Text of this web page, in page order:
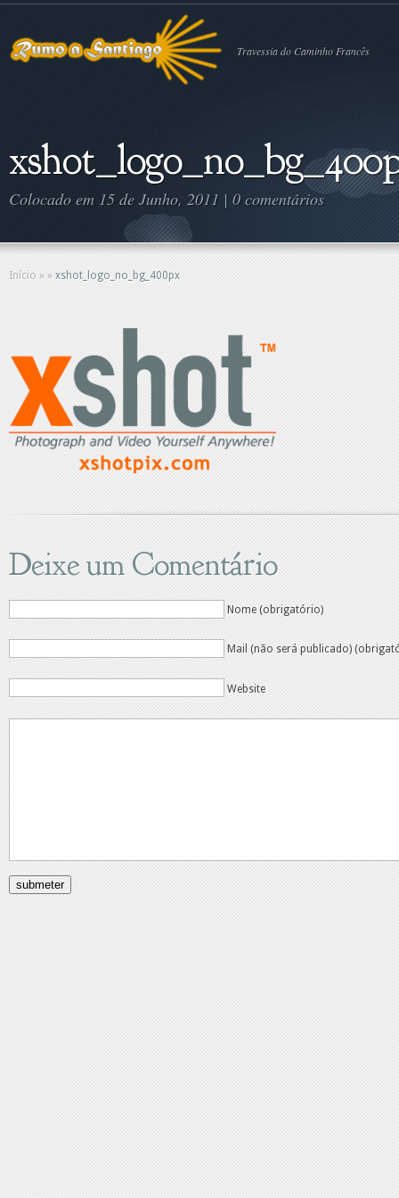
Travessia do Caminho Francês
Colocado em 15 de Junho, 2011 | 0 comentários
Início » » xshot_logo_no_bg_400px
Deixe um Comentário
Nome (obrigatório)
Mail (não será publicado)
Website